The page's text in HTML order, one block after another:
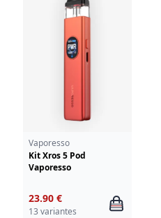
Vaporesso
Kit Xros 5 Pod
Vaporesso
23.90 €
13 variantes